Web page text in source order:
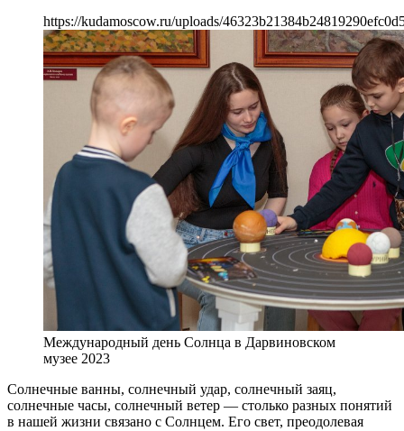
https://kudamoscow.ru/uploads/
Международный день Солнца в Дарвиновском
музее 2023
Солнечные ванны, солнечный удар, солнечный заяц,
солнечные часы, солнечный ветер — столько разных понятий
в нашей жизни связано с Солнцем. Его свет, преодолевая